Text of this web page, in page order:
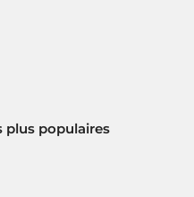
plus populaires